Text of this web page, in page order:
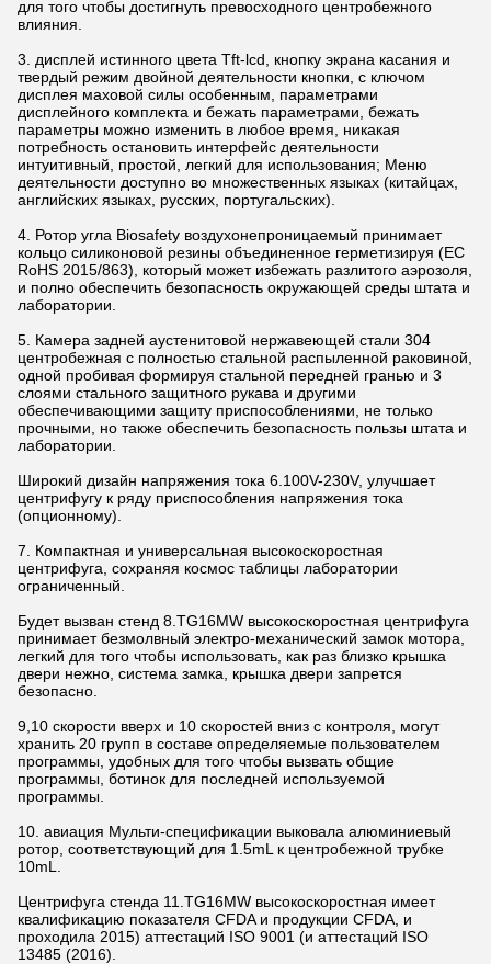
для того чтобы достигнуть превосходного центробежного
влияния.
3. дисплей истинного цвета Tft-lcd, кнопку экрана касания и
твердый режим двойной деятельности кнопки, с ключом
дисплея маховой силы особенным, параметрами
дисплейного комплекта и бежать параметрами, бежать
параметры можно изменить в любое время, никакая
потребность остановить интерфейс деятельности
интуитивный, простой, легкий для использования; Меню
деятельности доступно во множественных языках (китайцах,
английских языках, русских, португальских).
4. Ротор угла Biosafety воздухонепроницаемый принимает
кольцо силиконовой резины объединенное герметизируя (ЕС
RoHS 2015/863), который может избежать разлитого аэрозоля,
и полно обеспечить безопасность окружающей среды штата и
лаборатории.
5. Камера задней аустенитовой нержавеющей стали 304
центробежная с полностью стальной распыленной раковиной,
одной пробивая формируя стальной передней гранью и 3
слоями стального защитного рукава и другими
обеспечивающими защиту приспособлениями, не только
прочными, но также обеспечить безопасность пользы штата и
лаборатории.
Широкий дизайн напряжения тока 6.100V-230V, улучшает
центрифугу к ряду приспособления напряжения тока
(опционному).
7. Компактная и универсальная высокоскоростная
центрифуга, сохраняя космос таблицы лаборатории
ограниченный.
Будет вызван стенд 8.TG16MW высокоскоростная центрифуга
принимает безмолвный электро-механический замок мотора,
легкий для того чтобы использовать, как раз близко крышка
двери нежно, система замка, крышка двери запрется
безопасно.
9,10 скорости вверх и 10 скоростей вниз с контроля, могут
хранить 20 групп в составе определяемые пользователем
программы, удобных для того чтобы вызвать общие
программы, ботинок для последней используемой
программы.
10. авиация Мульти-спецификации выковала алюминиевый
ротор, соответствующий для 1.5mL к центробежной трубке
10mL.
Центрифуга стенда 11.TG16MW высокоскоростная имеет
квалификацию показателя CFDA и продукции CFDA, и
проходила 2015) аттестаций ISO 9001 (и аттестаций ISO
13485 (2016).